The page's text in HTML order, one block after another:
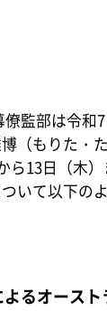
監部は令和
博（もりた・
ら13日（木
いて以下の
るオース